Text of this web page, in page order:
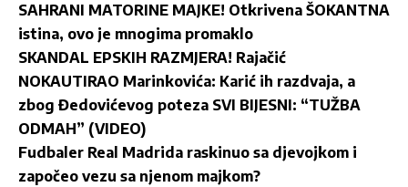
SAHRANI MATORINE MAJKE! Otkrivena ŠOKANTNA
istina, ovo je mnogima promaklo
SKANDAL EPSKIH RAZMJERA! Rajačić
NOKAUTIRAO Marinkovića: Karić ih razdvaja, a
zbog Đedovićevog poteza SVI BIJESNI: “TUŽBA
ODMAH” (VIDEO)
Fudbaler Real Madrida raskinuo sa djevojkom i
započeo vezu sa njenom majkom?